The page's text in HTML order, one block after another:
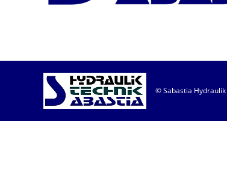
© Sabastia